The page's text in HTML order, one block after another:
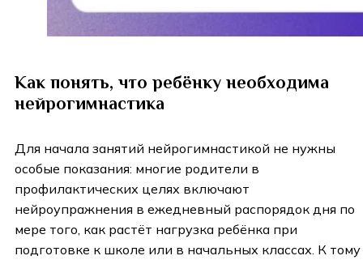
Как понять, что ребёнку необходима
нейрогимнастика
Для начала занятий нейрогимнастикой не нужны
особые показания: многие родители в
профилактических целях включают
нейроупражнения в ежедневный распорядок дня по
мере того, как растёт нагрузка ребёнка при
подготовке к школе или в начальных классах. К тому